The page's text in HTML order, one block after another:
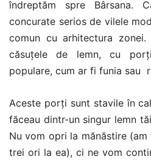
îndreptăm spre Bârsana.
concurate serios de vilele
comun cu arhitectura
căsuțele de lemn, cu
populare, cum ar fi funia sau
Aceste porți sunt stavile în
făceau dintr-un singur lemn
Nu vom opri la mănăstire
trei ori la ea), ci ne vom